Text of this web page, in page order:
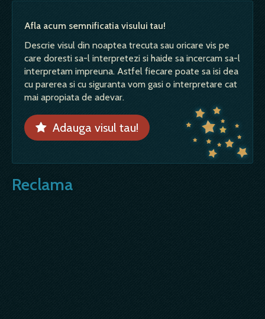
Afla acum semnificatia visului tau!
Descrie visul din noaptea trecuta sau oricare vis pe
care doresti sa-l interpretezi si haide sa incercam sa-l
interpretam impreuna. Astfel fiecare poate sa isi dea
cu parerea si cu siguranta vom gasi o interpretare cat
mai apropiata de adevar.
Adauga visul tau!
Reclama